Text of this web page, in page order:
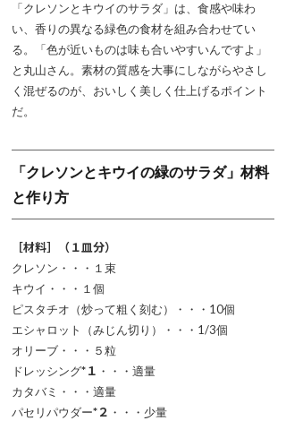
「クレソンとキウイのサラダ」は、食感や味わ
い、香りの異なる緑色の食材を組み合わせてい
る。「色が近いものは味も合いやすいんですよ」
と丸山さん。素材の質感を大事にしながらやさし
く混ぜるのが、おいしく美しく仕上げるポイント
だ。
「クレソンとキウイの緑のサラダ」材料
と作り方
［材料］（１皿分）
クレソン・・・１束
キウイ・・・１個
ピスタチオ（炒って粗く刻む）・・・10個
エシャロット（みじん切り）・・・1/3個
オリーブ・・・５粒
ドレッシング*１ ・・・適量
カタバミ・・・適量
パセリパウダー*２ ・・・少量